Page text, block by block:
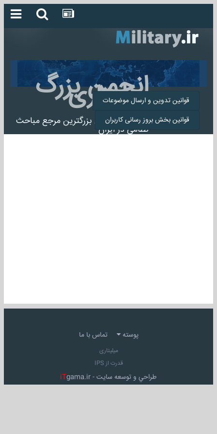
انجمن بزرگ
میلیتاری
انجمن میلیتاری بزرگترین مرجع مباحث
نظامی در ایران
قوانین تدوین و ارسال موضوعات
قوانین بخش بروز رسانی کاربران
پوسته تماس با ما
میلیتاری
قدرت از IPS
طراحي و توسعه سايت - iTgama.ir